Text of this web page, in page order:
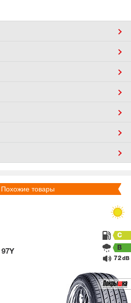
Похожие товары
97Y
C
B
72 dB